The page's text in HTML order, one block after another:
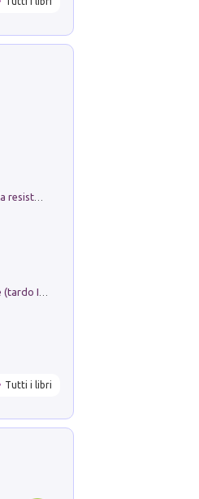
Memorial Santa Giulia. Sculture per la resistenza Monchio di Palagano
Tutti i libri